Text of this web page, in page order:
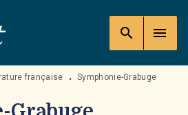
search menu
française • Symphonie-Grabuge